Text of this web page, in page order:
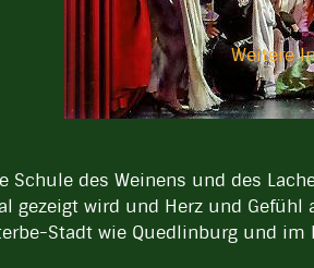
Schule des Weinens und des
gezeigt wird und Herz und
Stadt wie Quedlinburg und
Weitere